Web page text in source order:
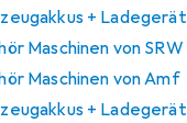
+
Maschinen von SRW
Maschinen von Amf
+